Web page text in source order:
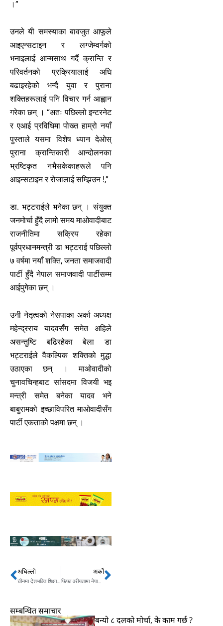
।”
उनले यी समस्याका बावजुत आफूले
आइएन्सटाइन र लग्जेम्वर्गको
भनाइलाई आन्मसाथ गर्दै क्रान्ति र
परिवर्तनको प्रक्रियालाई अघि
बढाइरहेको भन्दै युवा र पुराना
शक्तिहरूलाई पनि विचार गर्न आह्वान
गरेका छन् । “अतः पछिल्लो इन्टरनेट
र एआई प्रविधिमा पोख्त हाम्रो नयाँ
पुस्ताले यसमा विशेष ध्यान देओस्
पुराना क्रान्तिकारी आन्दोलनका
भ्रष्टिकृत नभैसकेकाहरूले पनि
आइन्सटाइन र रोजालाई सम्झिउन !,”
डा. भट्टराईले भनेका छन् । संयुक्त
जनमोर्चा हुँदै लामो समय माओवादीबाट
राजनीतिमा सक्रिय रहेका
पूर्वप्रधानमन्त्री डा भट्टराई पछिल्लो
७ वर्षमा नयाँ शक्ति, जनता समाजवादी
पार्टी हुँदै नेपाल समाजवादी पार्टीसम्म
आईपुगेका छन् ।
उनी नेतृत्वको नेसपाका अर्का अध्यक्ष
महेन्द्रराय यादवसँग समेत अहिले
असन्तुष्टि बढिरहेका बेला डा
भट्टराईले वैकल्पिक शक्तिको मुद्धा
उठाएका छन् । माओवादीको
चुनावचिन्हबाट सांसदमा विजयी भइ
मन्त्री समेत बनेका यादव भने
बाबुरामको इच्छाविपरित माओवादीसँग
पार्टी एकताको पक्षमा छन् ।
Prev
अघिल्लो
चीनमा देशभक्ति शिक्षा कानून पारित/के हो उद्देश्य ?
अर्को
फिफा वरीयतामा नेपालको सुधार/दुई स्थान माथि उक्लियो Next
सम्बन्धित समाचार
बन्यो ८ दलको मोर्चा, के काम गर्छ ?